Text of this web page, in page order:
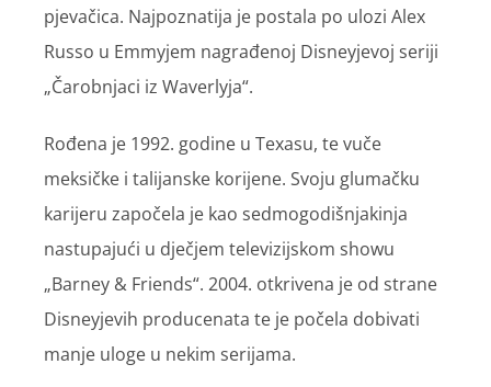
pjevačica. Najpoznatija je postala po ulozi Alex
Russo u Emmyjem nagrađenoj Disneyjevoj seriji
„Čarobnjaci iz Waverlyja“.
Rođena je 1992. godine u Texasu, te vuče
meksičke i talijanske korijene. Svoju glumačku
karijeru započela je kao sedmogodišnjakinja
nastupajući u dječjem televizijskom showu
„Barney & Friends“. 2004. otkrivena je od strane
Disneyjevih producenata te je počela dobivati
manje uloge u nekim serijama.